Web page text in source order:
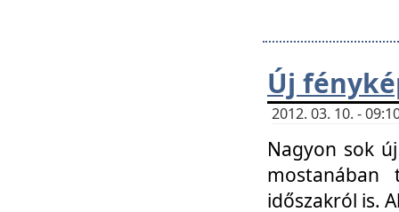
Új
2012. 03. 10. -
Nagyon sok
mostanában
időszakról is.